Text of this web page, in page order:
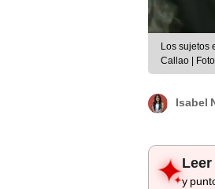
Los sujetos
Callao |
Isabel
y